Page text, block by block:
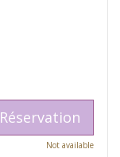
Réservation
Not available